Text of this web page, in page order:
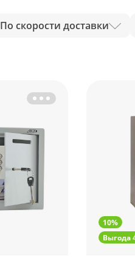
По скорости доставки
10%
Выгода